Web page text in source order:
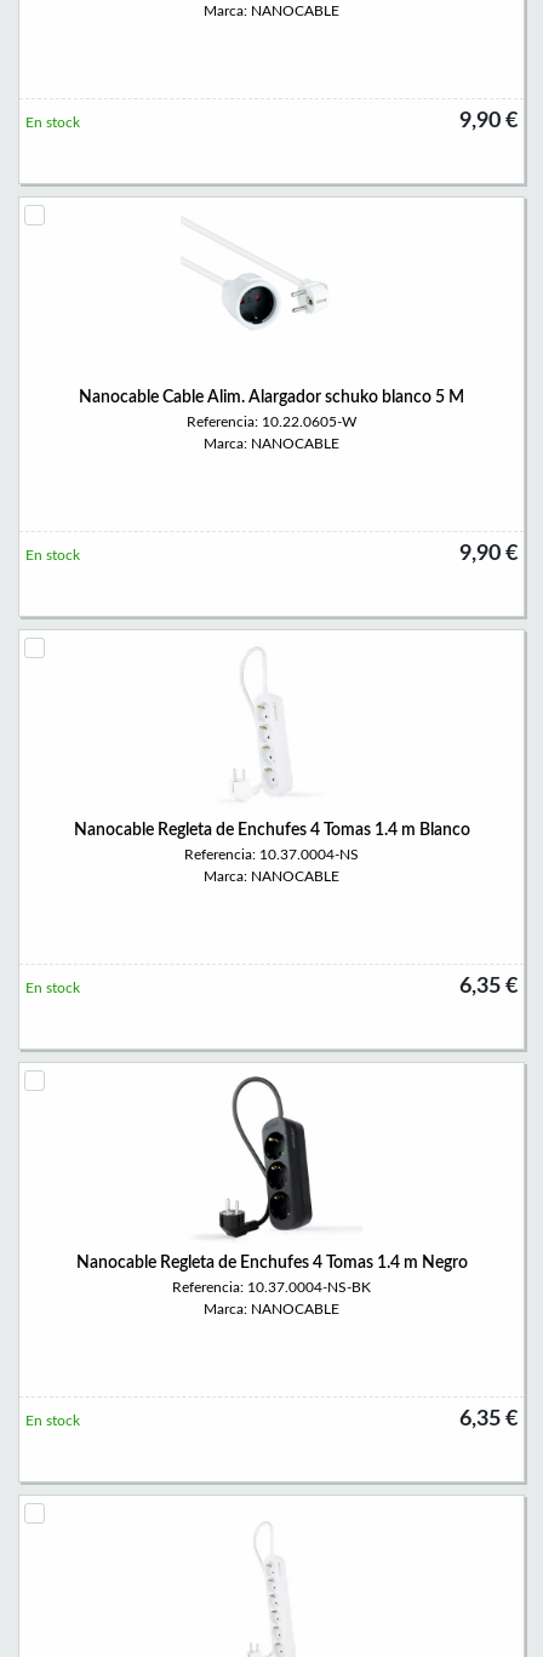
Marca: NANOCABLE
9,90 €
En stock
Nanocable Cable Alim. Alargador schuko blanco 5 M
Referencia: 10.22.0605-W
Marca: NANOCABLE
9,90 €
En stock
Nanocable Regleta de Enchufes 4 Tomas 1.4 m Blanco
Referencia: 10.37.0004-NS
Marca: NANOCABLE
6,35 €
En stock
Nanocable Regleta de Enchufes 4 Tomas 1.4 m Negro
Referencia: 10.37.0004-NS-BK
Marca: NANOCABLE
6,35 €
En stock